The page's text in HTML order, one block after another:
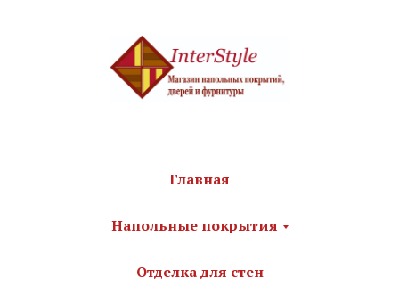
Главная
Напольные покрытия
Отделка для стен